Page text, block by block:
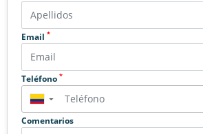
Email *
Teléfono *
▼
Comentarios